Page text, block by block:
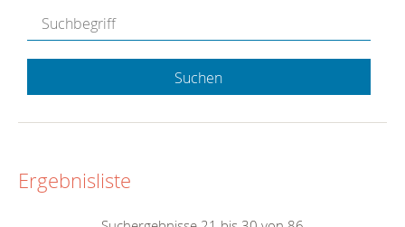
Suchen
Ergebnisliste